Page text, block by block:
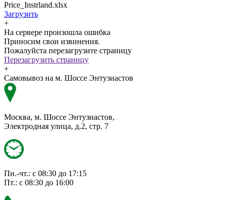
Price_Instrland.xlsx
Загрузить
+
На сервере произошла ошибка
Приносим свои извинения.
Пожалуйста перезагрузите страницу
Перезагрузить страницу
+
Самовывоз на м. Шоссе Энтузиастов
Москва, м. Шоссе Энтузиастов,
Электродная улица, д.2, стр. 7
Пн.-чт.: с 08:30 до 17:15
Пт.: с 08:30 до 16:00